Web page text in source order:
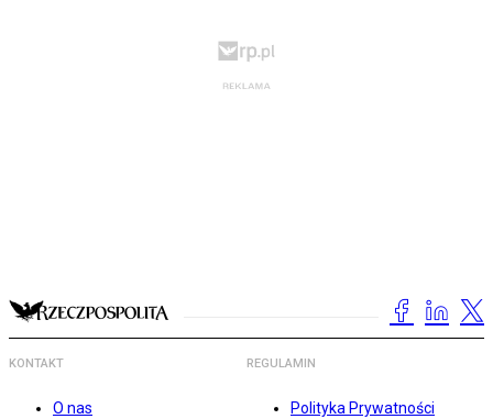
KONTAKT
O nas
REGULAMIN
Polityka Prywatności